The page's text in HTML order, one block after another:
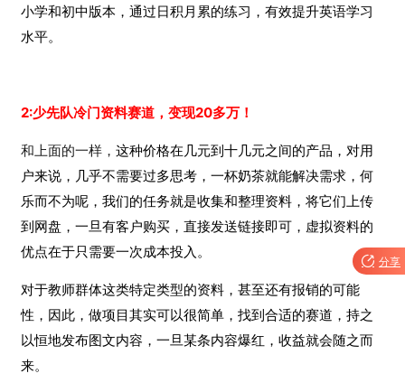
小学和初中版本，通过日积月累的练习，有效提升英语学习
水平。
2:少先队冷门资料赛道，变现20多万！
和上面的一样， 这种价格在几元到十几元之间的产品，对用
户来说，几乎不需要过多思考，一杯奶茶就能解决需求，何
乐而不为呢，我们的任务就是收集和整理资料，将它们上传
到网盘，一旦有客户购买，直接发送链接即可，虚拟资料的
优点在于只需要一次成本投入。
对于教师群体这类特定类型的资料，甚至还有报销的可能
性，因此，做项目其实可以很简单，找到合适的赛道，持之
以恒地发布图文内容，一旦某条内容爆红，收益就会随之而
来。
 分享